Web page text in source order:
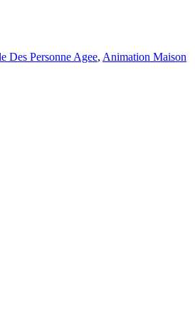
Des Personne Agee, Animation Maison